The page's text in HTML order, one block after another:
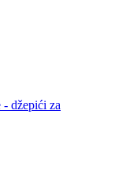
džepići za